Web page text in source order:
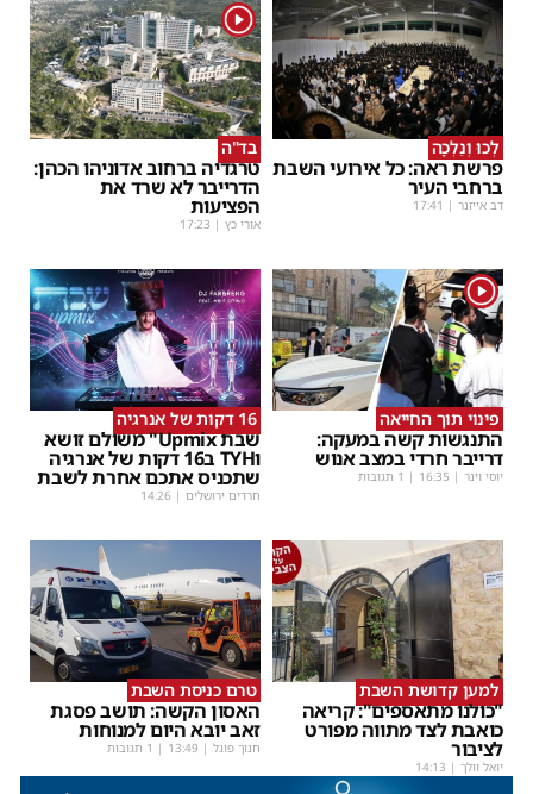
לְכוּ וְנֵלְכָה
פרשת ראה: כל אירועי השבת
ברחבי העיר
דב אייזנר |
17:41
1
בד"ה
טרגדיה ברחוב אדוניהו הכהן:
הדרייבר לא שרד את
הפציעות
אורי כץ |
17:23
1
פינוי תוך החייאה
התנגשות קשה במעקה:
דרייבר חרדי במצב אנוש
יוסי וינר |
16:35 | 1 תגובות
16 דקות של אנרגיה
שבת Upmix" משולם זושא
וTYH ב16 דקות של אנרגיה
שתכניס אתכם אחרת לשבת
חרדים ירושלים |
14:26
למען קדושת השבת
"כולנו מתאספים": קריאה
כואבת לצד מתווה מפורט
לציבור
יואל וולך |
14:13
טרם כניסת השבת
האסון הקשה: תושב פסגת
זאב יובא היום למנוחות
חנוך פוגל |
13:49 | 1 תגובות